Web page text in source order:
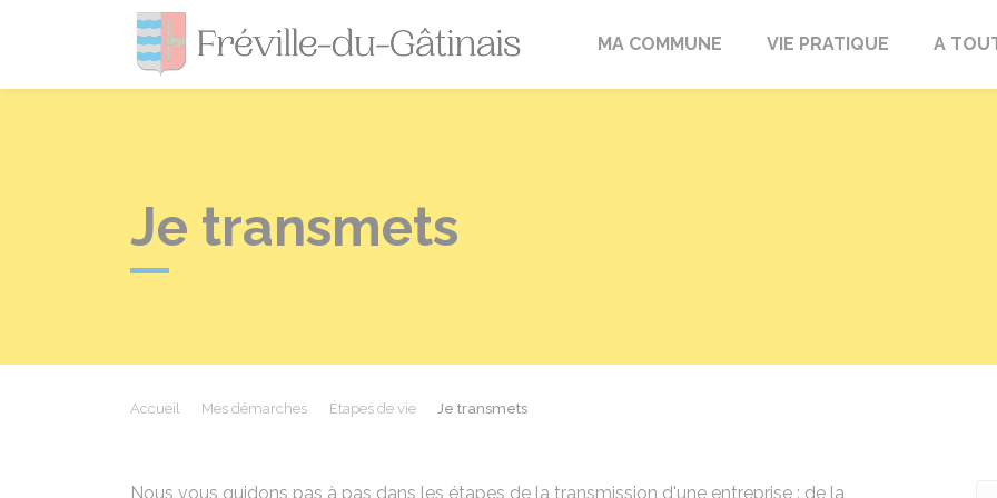
Fréville-du-Gâtinais
MA COMMUNE VIE PRATIQUE A
Je transmets
Accueil Mes démarches Étapes de vie Je transmets
Nous vous guidons pas à pas dans les étapes de la transmission d'une entreprise : de la